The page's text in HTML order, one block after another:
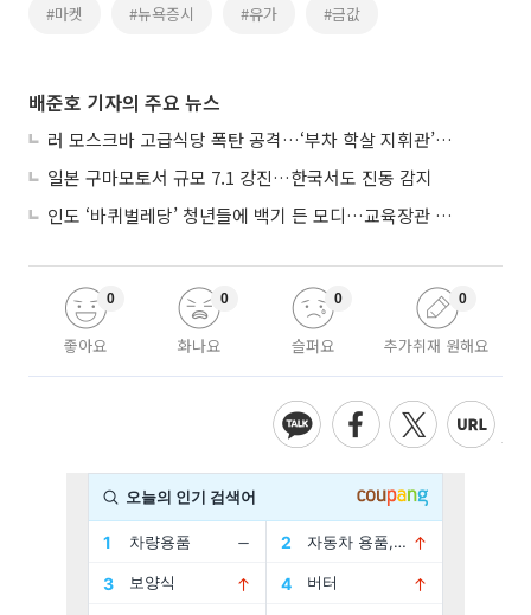
#마켓 #뉴욕증시 #유가 #금값
배준호 기자의 주요 뉴스
러 모스크바 고급식당 폭탄 공격…‘부차 학살 지휘관’ 노렸나
일본 구마모토서 규모 7.1 강진…한국서도 진동 감지
인도 ‘바퀴벌레당’ 청년들에 백기 든 모디…교육장관 사퇴
좋아요
0
화나요
0
슬퍼요
0
추가취재 원해요
0